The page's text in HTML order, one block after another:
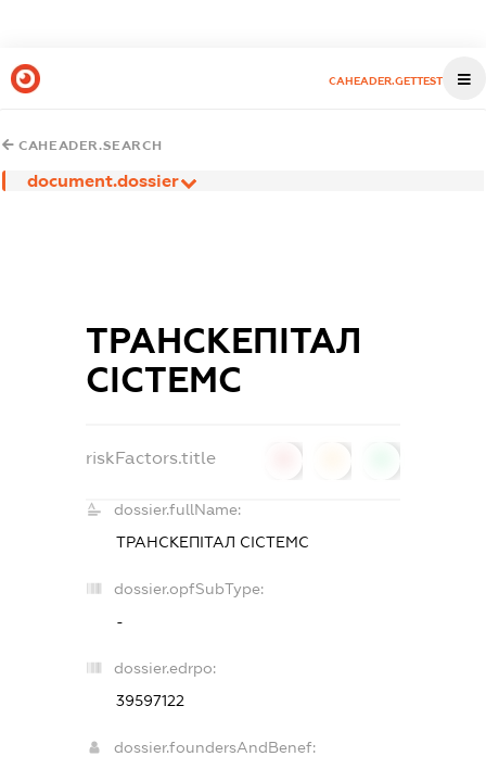
CAHEADER.GETTEST
CAHEADER.SEARCH
document.dossier
ТРАНСКЕПІТАЛ
СІСТЕМС
riskFactors.title
dossier.fullName:
ТРАНСКЕПІТАЛ СІСТЕМС
dossier.opfSubType:
-
dossier.edrpo:
39597122
dossier.foundersAndBenef: